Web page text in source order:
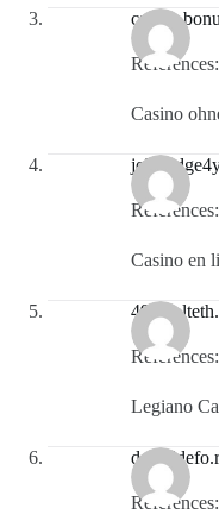
casino
References:
Casino
References:
Casino en
References:
Legiano
References: